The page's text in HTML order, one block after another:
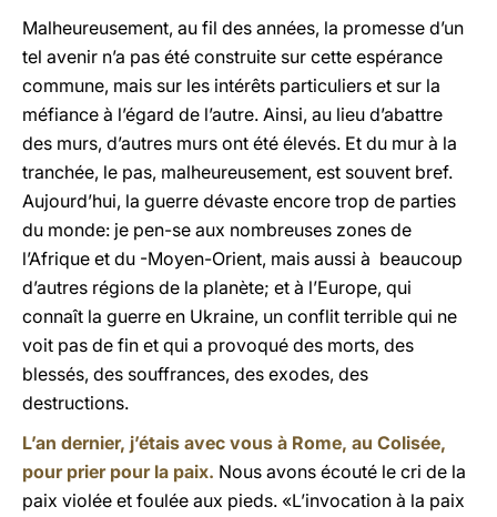
Malheureusement, au fil des années, la promesse d’un
tel avenir n’a pas été construite sur cette espérance
commune, mais sur les intérêts particuliers et sur la
méfiance à l’égard de l’autre. Ainsi, au lieu d’abattre
des murs, d’autres murs ont été élevés. Et du mur à la
tranchée, le pas, malheureusement, est souvent bref.
Aujourd’hui, la guerre dévaste encore trop de parties
du monde: je pen-se aux nombreuses zones de
l’Afrique et du -Moyen-Orient, mais aussi à beaucoup
d’autres régions de la planète; et à l’Europe, qui
connaît la guerre en Ukraine, un conflit terrible qui ne
voit pas de fin et qui a provoqué des morts, des
blessés, des souffrances, des exodes, des
destructions.
L’an dernier, j’étais avec vous à Rome, au Colisée,
pour prier pour la paix. Nous avons écouté le cri de la
paix violée et foulée aux pieds. «L’invocation à la paix